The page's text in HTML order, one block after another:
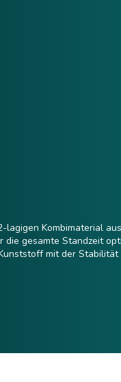
lagigen Kombimaterial
gesamte Standzeit
mit der Stabilität